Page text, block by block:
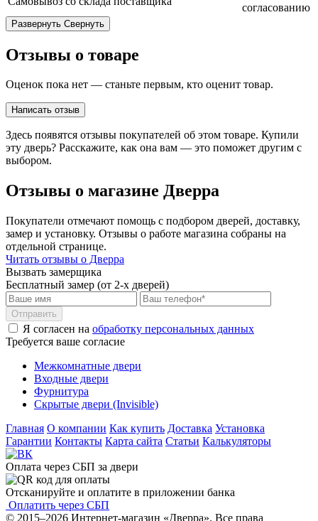
согласованию
Развернуть Свернуть
Отзывы о товаре
Оценок пока нет — станьте первым, кто оценит товар.
Написать отзыв
Здесь появятся отзывы покупателей об этом товаре. Купили
эту дверь? Расскажите, как она вам — это поможет другим с
выбором.
Отзывы о магазине Дверра
Покупатели отмечают помощь с подбором дверей, доставку,
замер и установку. Отзывы о работе магазина собраны на
отдельной странице.
Читать отзывы о Дверра
Вызвать замерщика
Бесплатный замер (от 2-х дверей)
Отправить
Я согласен на обработку персональных данных
Требуется ваше согласие
Межкомнатные двери
Входные двери
Фурнитура
Скрытые двери (Invisible)
Главная О компании Как купить Доставка Установка
Гарантии Контакты Карта сайта Статьи Калькуляторы
Оплата через СБП за двери
Отсканируйте и оплатите в приложении банка
Оплатить через СБП
© 2015–2026 Интернет-магазин «Дверра». Все права